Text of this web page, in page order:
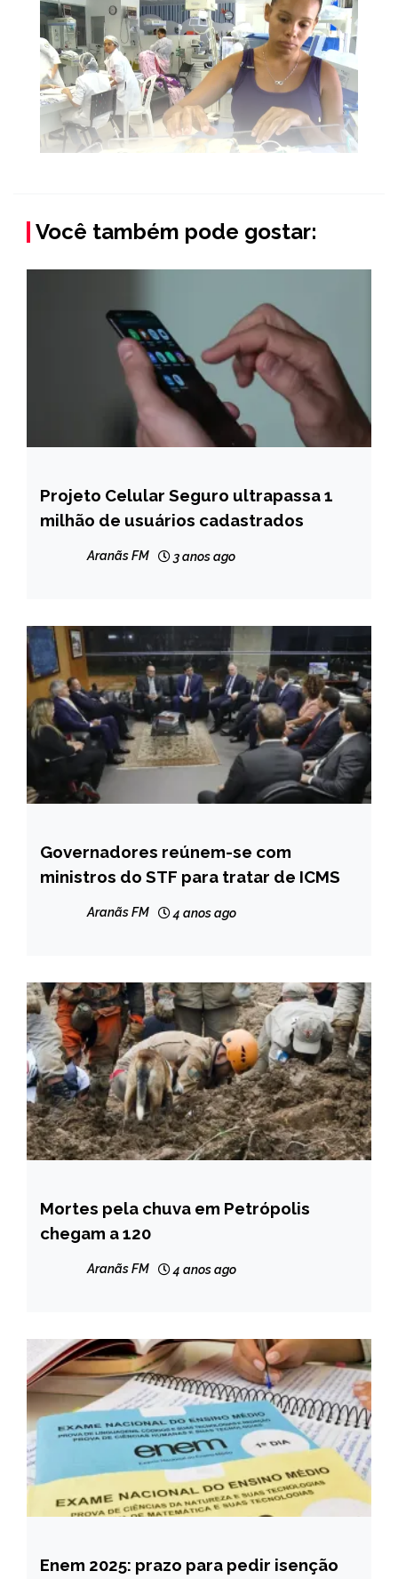
Você também pode gostar:
BRASIL
NOTÍCIAS
Projeto Celular Seguro ultrapassa 1
milhão de usuários cadastrados
Aranãs FM 3 anos ago
BRASIL
NOTÍCIAS
Governadores reúnem-se com
ministros do STF para tratar de ICMS
Aranãs FM 4 anos ago
BRASIL
NOTÍCIAS
Mortes pela chuva em Petrópolis
chegam a 120
Aranãs FM 4 anos ago
BRASIL
Enem 2025: prazo para pedir isenção